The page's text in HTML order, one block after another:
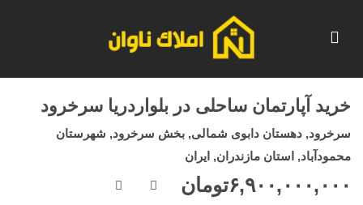
خرید آپارتمان ساحلی در بلواردریا سرخرود
سرخرود, دهستان دابوی شمالی, بخش سرخرود, شهرستان
محمودآباد, استان مازندران, ایران
۶,۹۰۰,۰۰۰,۰۰۰تومان